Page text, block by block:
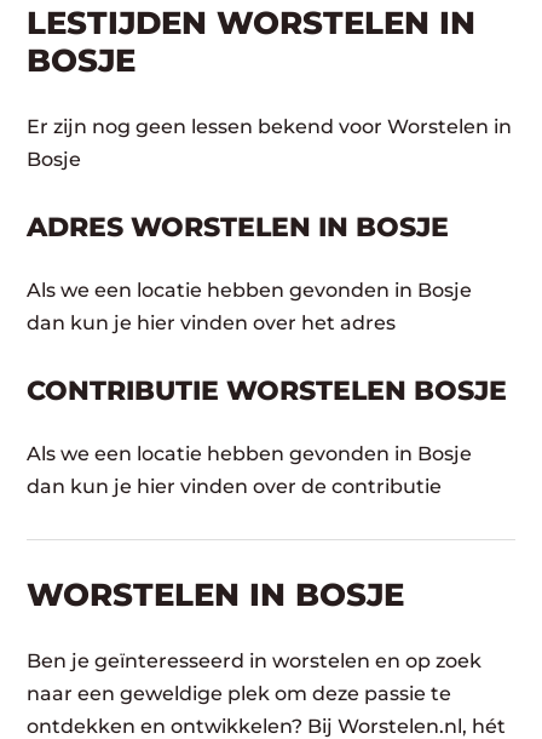
LESTIJDEN WORSTELEN IN
BOSJE
Er zijn nog geen lessen bekend voor Worstelen in
Bosje
ADRES WORSTELEN IN BOSJE
Als we een locatie hebben gevonden in Bosje
dan kun je hier vinden over het adres
CONTRIBUTIE WORSTELEN BOSJE
Als we een locatie hebben gevonden in Bosje
dan kun je hier vinden over de contributie
WORSTELEN​ IN BOSJE
Ben je geïnteresseerd in worstelen en op zoek
naar een geweldige plek om deze passie te
ontdekken en ontwikkelen? Bij Worstelen.nl, hét